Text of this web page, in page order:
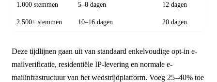
1.000 stemmen 5–8 dagen 12 dagen
2.500+ stemmen 10–16 dagen 20 dagen
Deze tijdlijnen gaan uit van standaard enkelvoudige opt-in e-
mailverificatie, residentiële IP-levering en normale e-
mailinfrastructuur van het wedstrijdplatform. Voeg 25–40% toe